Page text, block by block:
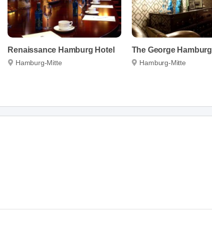
Renaissance Hamburg Hotel
Hamburg-Mitte
The George Hamburg
Hamburg-Mitte